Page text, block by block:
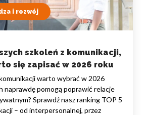
i rozwój
szkoleń z komunikacji,
się zapisać w 2026 roku
warto wybrać w 2026
naprawdę pomogą poprawić relacje
Sprawdź nasz ranking TOP 5
– od interpersonalnej, przez